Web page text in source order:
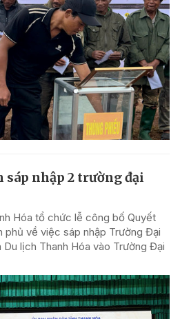
sáp nhập 2 trường đại
Hóa tổ chức lễ công bố Quyết
phủ về việc sáp nhập Trường Đại
lịch Thanh Hóa vào Trường Đại